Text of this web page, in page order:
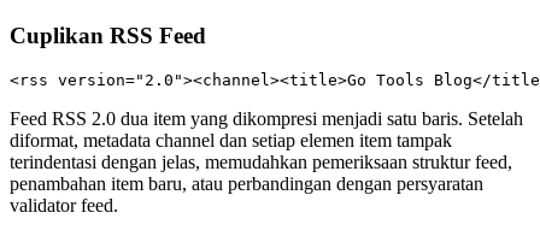
Cuplikan RSS Feed
<rss version="2.0"><channel><title>Go Tools Blog</
Feed RSS 2.0 dua item yang dikompresi menjadi satu baris. Setelah
diformat, metadata channel dan setiap elemen item tampak
terindentasi dengan jelas, memudahkan pemeriksaan struktur feed,
penambahan item baru, atau perbandingan dengan persyaratan
validator feed.